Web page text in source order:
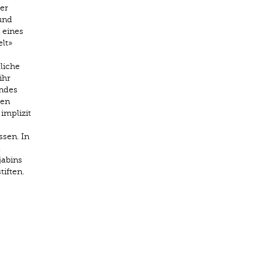
implizit
In